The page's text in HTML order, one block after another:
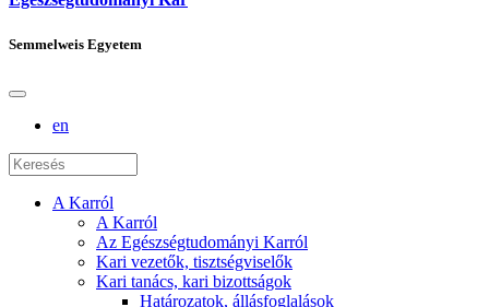
Semmelweis Egyetem
en
A Karról
A Karról
Az Egészségtudományi Karról
Kari vezetők, tisztségviselők
Kari tanács, kari bizottságok
Határozatok, állásfoglalások